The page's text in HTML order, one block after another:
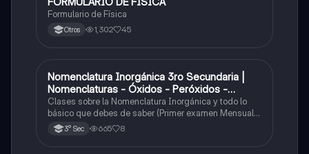
Formulario de Física
Otros 1,302 45
Química
Nomenclatura Inorgánica 3ro Secundaria |
Nomenclaturas - Óxidos - Peróxidos -
Hidróxido o Bases
Clases sobre la Nomenclatura Inorgánica y todo lo
básico que debes de saber (Primer examen Mensual
2025)3° Sec 665 8